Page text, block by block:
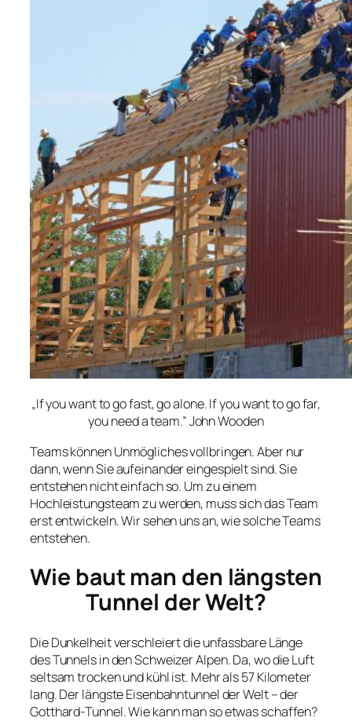
„If you want to go fast, go alone. If you want to go far,
you need a team.” John Wooden
Teams können Unmögliches vollbringen. Aber nur
dann, wenn Sie aufeinander eingespielt sind. Sie
entstehen nicht einfach so. Um zu einem
Hochleistungsteam zu werden, muss sich das Team
erst entwickeln. Wir sehen uns an, wie solche Teams
entstehen.
Wie baut man den längsten
Tunnel der Welt?
Die Dunkelheit verschleiert die unfassbare Länge
des Tunnels in den Schweizer Alpen. Da, wo die Luft
seltsam trocken und kühl ist. Mehr als 57 Kilometer
lang. Der längste Eisenbahntunnel der Welt – der
Gotthard-Tunnel. Wie kann man so etwas schaffen?